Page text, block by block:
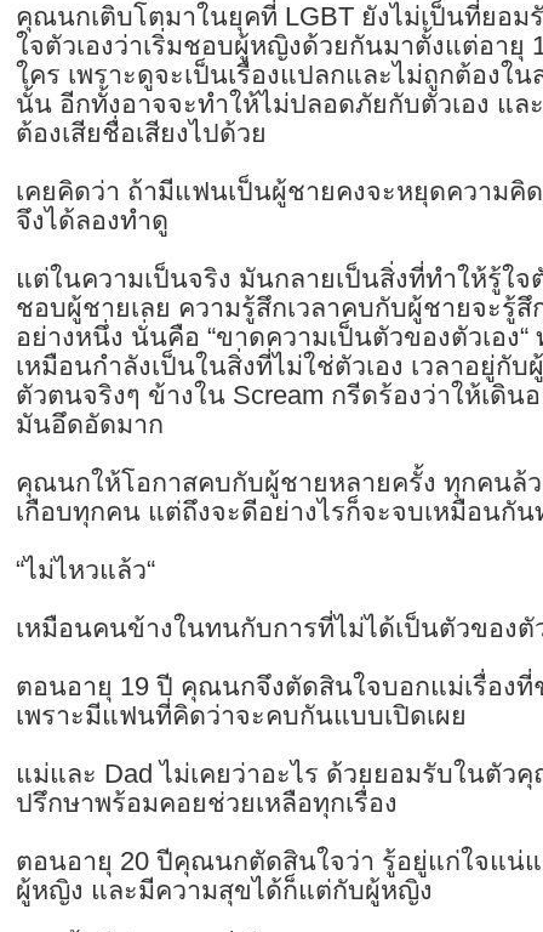
คุณนกเติบโตมาในยุคที่ LGBT ยังไม่เป็นที่ยอม
ใจตัวเองว่าเริ่มชอบผู้หญิงด้วยกันมาตั้งแต่อายุ
ใคร เพราะดูจะเป็นเรื่องแปลกและไม่ถูกต้องใ
นั้น อีกทั้งอาจจะทำให้ไม่ปลอดภัยกับตัวเอง แล
ต้องเสียชื่อเสียงไปด้วย
เคยคิดว่า ถ้ามีแฟนเป็นผู้ชายคงจะหยุดความคิ
จึงได้ลองทำดู
แต่ในความเป็นจริง มันกลายเป็นสิ่งที่ทำให้รู้ใจ
ชอบผู้ชายเลย ความรู้สึกเวลาคบกับผู้ชายจะรู้สึ
อย่างหนึ่ง นั่นคือ “ขาดความเป็นตัวของตัวเอง“
เหมือนกำลังเป็นในสิ่งที่ไม่ใช่ตัวเอง เวลาอยู่กับ
ตัวตนจริงๆ ข้างใน Scream กรีดร้องว่าให้เดิน
มันอึดอัดมาก
คุณนกให้โอกาสคบกับผู้ชายหลายครั้ง ทุกคนล้ว
เกือบทุกคน แต่ถึงจะดีอย่างไรก็จะจบเหมือนกัน
“ไม่ไหวแล้ว“
เหมือนคนข้างในทนกับการที่ไม่ได้เป็นตัวของตั
ตอนอายุ 19 ปี คุณนกจึงตัดสินใจบอกแม่เรื่อง
เพราะมีแฟนที่คิดว่าจะคบกันแบบเปิดเผย
แม่และ Dad ไม่เคยว่าอะไร ด้วยยอมรับในตัว
ปรึกษาพร้อมคอยช่วยเหลือทุกเรื่อง
ตอนอายุ 20 ปีคุณนกตัดสินใจว่า รู้อยู่แก่ใจแน่
ผู้หญิง และมีความสุขได้ก็แต่กับผู้หญิง